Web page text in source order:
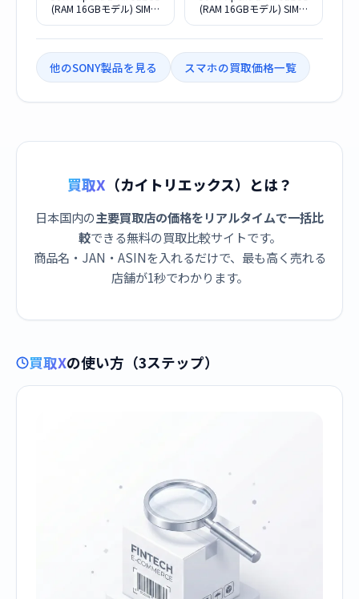
(RAM 16GBモデル) SIMフ
(RAM 16GBモデル) SIMフ
他のSONY製品を見る スマホの買取価格一覧
買取X （カイトリエックス）とは？
日本国内の主要買取店の価格をリアルタイムで一括比
較できる無料の買取比較サイトです。
商品名・JAN・ASINを入れるだけで、最も高く売れる
店舗が1秒でわかります。
買取Xの使い方（3ステップ）